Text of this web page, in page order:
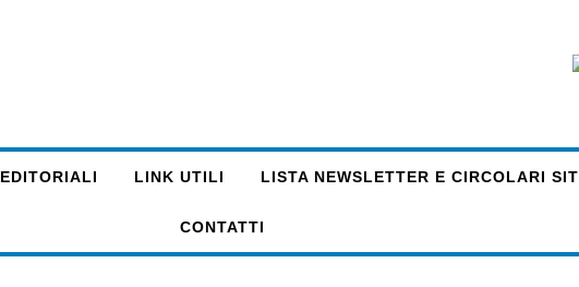
EDITORIALI LINK UTILI LISTA NEWSLETTER E CIRCOLARI SIT
CONTATTI